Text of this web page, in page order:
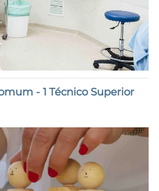
- 1 Técnico Superior